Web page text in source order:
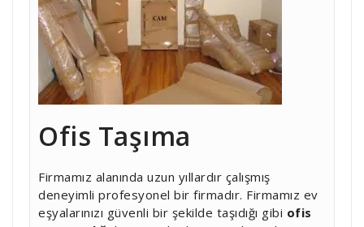
Ofis Taşıma
Firmamız alanında uzun yıllardır çalışmış
deneyimli profesyonel bir firmadır. Firmamız ev
eşyalarınızı güvenli bir şekilde taşıdığı gibi ofis